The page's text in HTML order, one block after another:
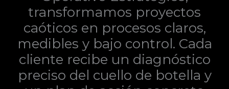
transformamos proyectos
caóticos en procesos claros,
medibles y bajo control. Cada
cliente recibe un diagnóstico
preciso del cuello de botella y